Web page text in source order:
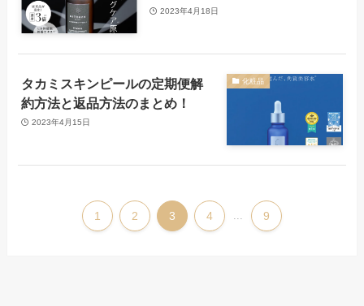
2023年4月18日
化粧品
タカミスキンピールの定期便解
約方法と返品方法のまとめ！
2023年4月15日
1 2 3 4 9